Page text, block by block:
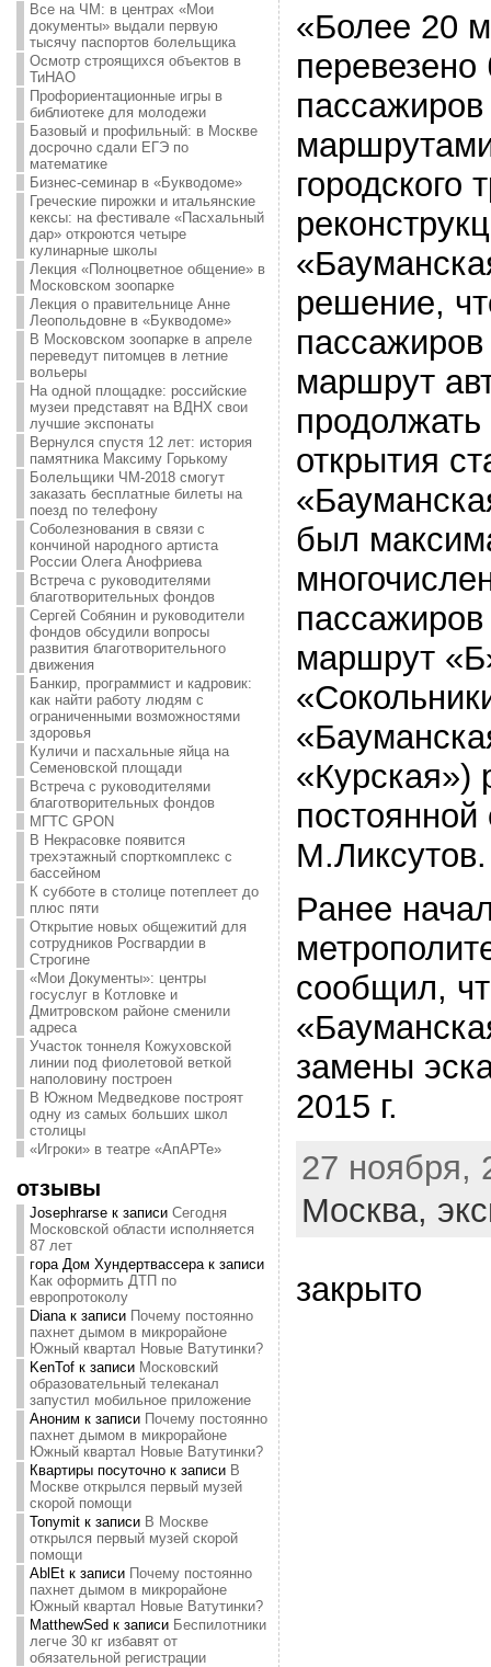
Все на ЧМ: в центрах «Мои
документы» выдали первую
тысячу паспортов болельщика
Осмотр строящихся объектов в
ТиНАО
Профориентационные игры в
библиотеке для молодежи
Базовый и профильный: в Москве
досрочно сдали ЕГЭ по
математике
Бизнес-семинар в «Букводоме»
Греческие пирожки и итальянские
кексы: на фестивале «Пасхальный
дар» откроются четыре
кулинарные школы
Лекция «Полноцветное общение» в
Московском зоопарке
Лекция о правительнице Анне
Леопольдовне в «Букводоме»
В Московском зоопарке в апреле
переведут питомцев в летние
вольеры
На одной площадке: российские
музеи представят на ВДНХ свои
лучшие экспонаты
Вернулся спустя 12 лет: история
памятника Максиму Горькому
Болельщики ЧМ-2018 смогут
заказать бесплатные билеты на
поезд по телефону
Соболезнования в связи с
кончиной народного артиста
России Олега Анофриева
Встреча с руководителями
благотворительных фондов
Сергей Собянин и руководители
фондов обсудили вопросы
развития благотворительного
движения
Банкир, программист и кадровик:
как найти работу людям с
ограниченными возможностями
здоровья
Куличи и пасхальные яйца на
Семеновской площади
Встреча с руководителями
благотворительных фондов
МГТС GPON
В Некрасовке появится
трехэтажный спорткомплекс с
бассейном
К субботе в столице потеплеет до
плюс пяти
Открытие новых общежитий для
сотрудников Росгвардии в
Строгине
«Мои Документы»: центры
госуслуг в Котловке и
Дмитровском районе сменили
адреса
Участок тоннеля Кожуховской
линии под фиолетовой веткой
наполовину построен
В Южном Медведкове построят
одну из самых больших школ
столицы
«Игроки» в театре «АпАРТе»
отзывы
Josephrarseк записи Сегодня
Московской области исполняется
87 лет
гора Дом Хундертвассерак записи
Как оформить ДТП по
европротоколу
Dianaк записи Почему постоянно
пахнет дымом в микрорайоне
Южный квартал Новые Ватутинки?
KenTofк записи Московский
образовательный телеканал
запустил мобильное приложение
Аноним к записи Почему постоянно
пахнет дымом в микрорайоне
Южный квартал Новые Ватутинки?
Квартиры посуточнок записи В
Москве открылся первый музей
скорой помощи
Tonymitк записи В Москве
открылся первый музей скорой
помощи
AblEtк записи Почему постоянно
пахнет дымом в микрорайоне
Южный квартал Новые Ватутинки?
MatthewSed к записи Беспилотники
легче 30 кг избавят от
обязательной регистрации
«Более 20
городского
решение,
маршрут
открытия
был
маршрут
«Курская»)
М.Ликсутов.
Ранее
сообщил,
замены
2015 г.
27 ноября,
Москва,
закрыто